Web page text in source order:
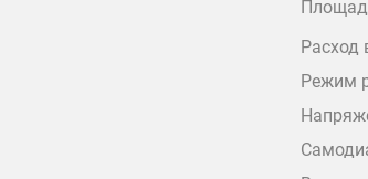
Расход
Режим